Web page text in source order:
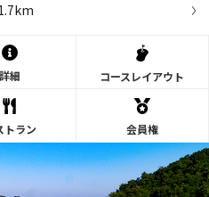
詳細 コースレイアウト
トラン 会員権